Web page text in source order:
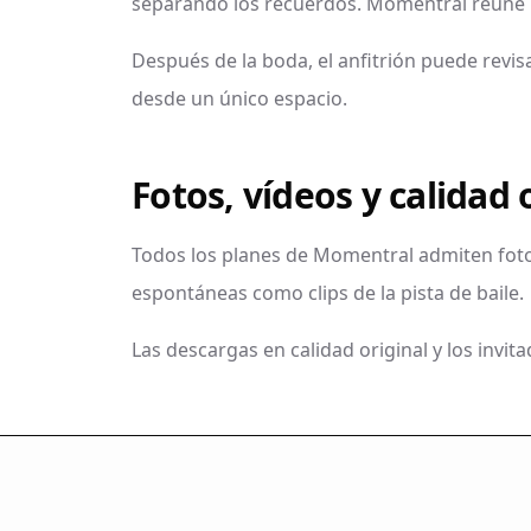
Después de la boda, el anfitrión puede
desde un único espacio.
Fotos, vídeos y calidad
Todos los planes de Momentral admiten
espontáneas como clips de la pista de baile.
Las descargas en calidad original y los